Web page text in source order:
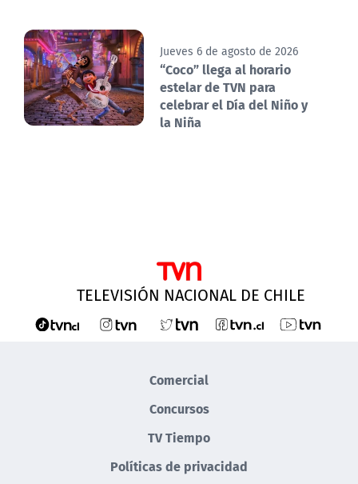
Jueves 6 de agosto de 2026
“Coco” llega al horario
estelar de TVN para
celebrar el Día del Niño y
la Niña
TELEVISIÓN NACIONAL DE CHILE
Comercial
Concursos
TV Tiempo
Políticas de privacidad